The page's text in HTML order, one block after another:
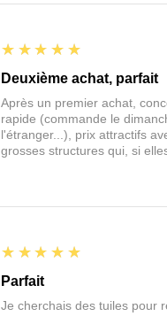
5
★★★★★
Deuxième achat, parfait
Après un premier achat,
rapide (commande le
l'étranger...), prix attractifs
grosses structures qui, si
5
★★★★★
Parfait
Je cherchais des tuiles pour